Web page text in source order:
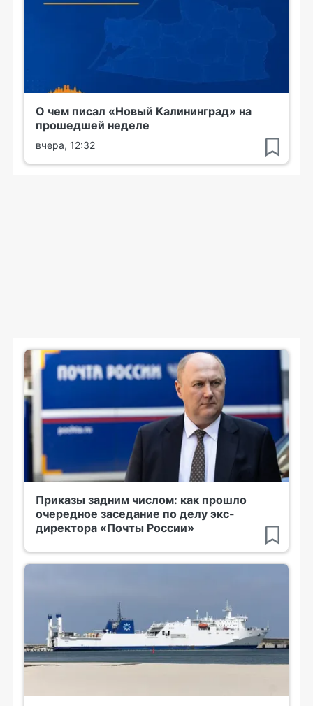
О чем писал «Новый Калининград» на
прошедшей неделе
вчера, 12:32
Приказы задним числом: как прошло
очередное заседание по делу экс-
директора «Почты России»